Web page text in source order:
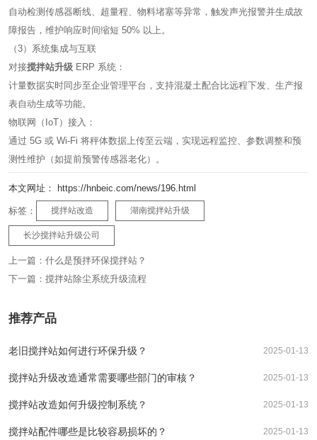
自动检测传感器断线、超量程、物料堵塞等异常，触发声光报警并生成故
障报告，维护响应时间缩短 50% 以上。
（3）系统集成与互联
对接搅拌站升级 ERP 系统：
计量数据实时同步至企业管理平台，支持混凝土配合比远程下发、生产报
表自动生成等功能。
物联网（IoT）接入：
通过 5G 或 Wi-Fi 将秤体数据上传至云端，实现远程监控、参数调整和预
测性维护（如提前预警传感器老化）。
本文网址： https://hnbeic.com/news/196.html
标签： 搅拌站改造 湖南搅拌站升级
长沙搅拌站升级公司
上一篇： 什么是预拌环保搅拌站？
下一篇： 搅拌站除尘系统升级流程
推荐产品
2025-01-13
老旧搅拌站如何进行环保升级？
2025-01-13
搅拌站升级改造通常需要哪些部门的审核？
2025-01-13
搅拌站改造如何升级控制系统？
2025-01-13
搅拌站配件哪些是比较容易损坏的？